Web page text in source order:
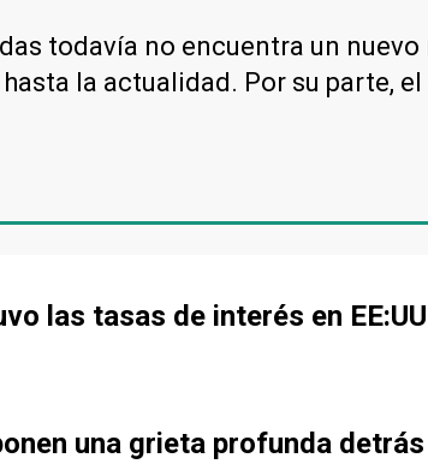
todavía no encuentra un
la actualidad. Por su parte,
las tasas de interés en
una grieta profunda